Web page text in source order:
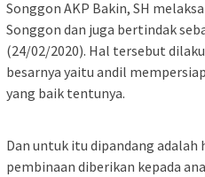
Songgon AKP Bakin, SH
Songgon dan juga bertindak
(24/02/2020). Hal tersebut
besarnya yaitu andil
yang baik tentunya.
Dan untuk itu dipandang
pembinaan diberikan kepada